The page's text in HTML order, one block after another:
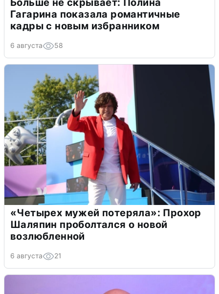
Больше не скрывает: Полина
Гагарина показала романтичные
кадры с новым избранником
6 августа 58
«Четырех мужей потеряла»: Прохор
Шаляпин проболтался о новой
возлюбленной
6 августа 21